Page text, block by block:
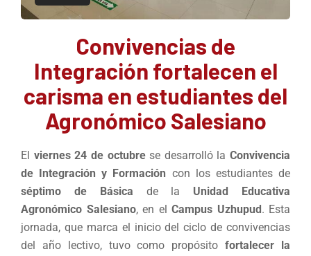
Convivencias de
Integración fortalecen el
carisma en estudiantes del
Agronómico Salesiano
El viernes 24 de octubrese desarrolló la Convivencia
de Integración y Formación con los estudiantes de
séptimo de Básica de la Unidad Educativa
Agronómico Salesiano, en el Campus Uzhupud. Esta
jornada, que marca el inicio del ciclo de convivencias
del año lectivo, tuvo como propósitofortalecer la